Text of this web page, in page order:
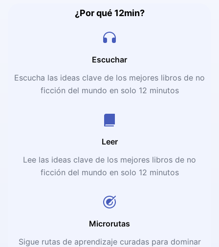
¿Por qué 12min?
Escuchar
Escucha las ideas clave de los mejores libros de no
ficción del mundo en solo 12 minutos
Leer
Lee las ideas clave de los mejores libros de no
ficción del mundo en solo 12 minutos
Microrutas
Sigue rutas de aprendizaje curadas para dominar